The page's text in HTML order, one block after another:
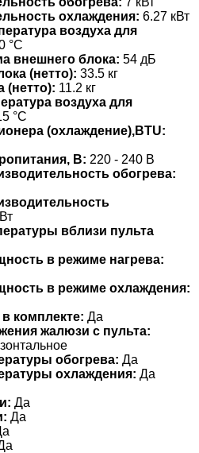
охлаждения: 6.27 кВт
воздуха для
°С
внешнего блока: 54 дБ
(нетто): 33.5 кг
(нетто): 11.2 кг
воздуха для
°С
(охлаждение),BTU:
В: 220 - 240 В
обогрева:
вблизи пульта
в режиме нагрева:
в режиме охлаждения:
комплекте: Да
жалюзи с пульта:
обогрева: Да
охлаждения: Да
Да
Да